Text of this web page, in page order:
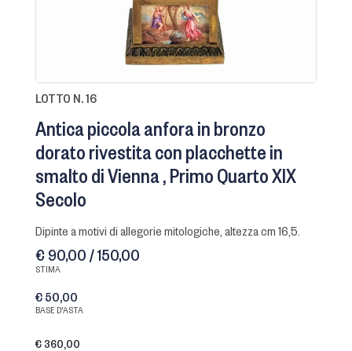
LOTTO N. 16
Antica piccola anfora in bronzo
dorato rivestita con placchette in
smalto di Vienna Primo Quarto XIX
Secolo
dipinte a motivi di allegorie mitologiche, altezza cm 16,5.
€ 90,00 / 150,00
STIMA
€ 50,00
BASE D'ASTA
€ 360,00